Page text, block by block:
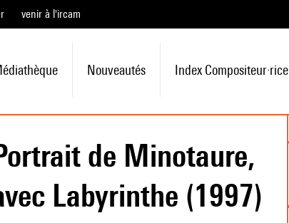
venir à l'ircam
Nouveautés Index Compositeur·rice
de Minotaure,
Labyrinthe (1997)